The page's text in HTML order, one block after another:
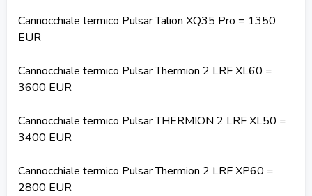
Cannocchiale termico Pulsar Talion XQ35 Pro = 1350
EUR
Cannocchiale termico Pulsar Thermion 2 LRF XL60 =
3600 EUR
Cannocchiale termico Pulsar THERMION 2 LRF XL50 =
3400 EUR
Cannocchiale termico Pulsar Thermion 2 LRF XP60 =
2800 EUR